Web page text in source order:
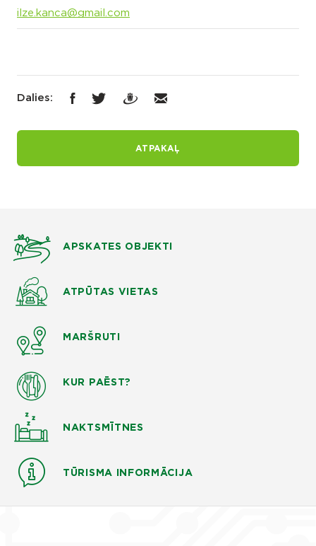
ilze.kanca@gmail.com
Dalies:
ATPAKAĻ
APSKATES OBJEKTI
ATPŪTAS VIETAS
MARŠRUTI
KUR PAĒST?
NAKTSMĪTNES
TŪRISMA INFORMĀCIJA